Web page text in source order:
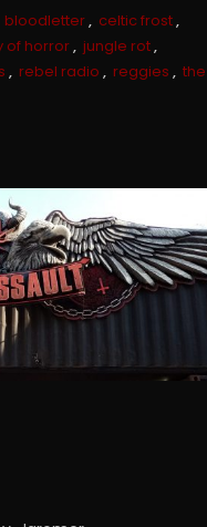
bloodletter, celtic frost,
of horror, jungle rot,
, rebel radio , reggies , the